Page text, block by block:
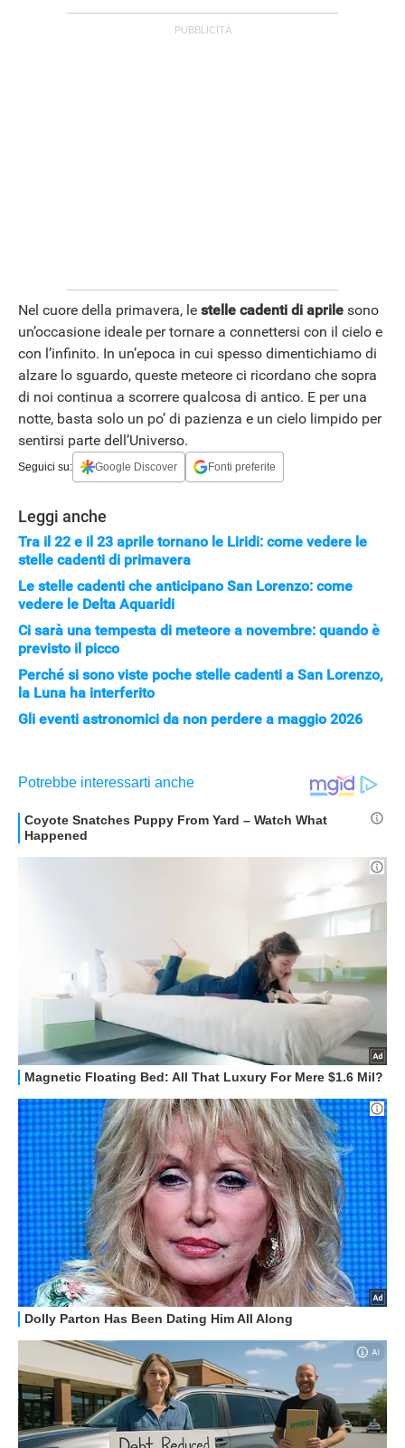
APPLE
Nel cuore della primavera, le stelle cadenti di aprile sono
un’occasione ideale per tornare a connettersi con il cielo e
con l’infinito. In un’epoca in cui spesso dimentichiamo di
alzare lo sguardo, queste meteore ci ricordano che sopra
di noi continua a scorrere qualcosa di antico. E per una
notte, basta solo un po’ di pazienza e un cielo limpido per
sentirsi parte dell’Universo.
Seguici su: Google Discover Fonti preferite
Leggi anche
Tra il 22 e il 23 aprile tornano le Liridi: come vedere le
stelle cadenti di primavera
Le stelle cadenti che anticipano San Lorenzo: come
vedere le Delta Aquaridi
Ci sarà una tempesta di meteore a novembre: quando è
previsto il picco
Perché si sono viste poche stelle cadenti a San Lorenzo,
la Luna ha interferito
Gli eventi astronomici da non perdere a maggio 2026